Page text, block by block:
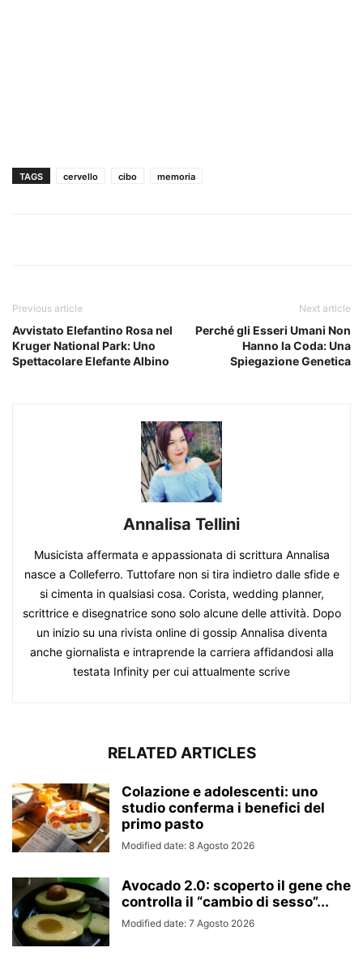
TAGS cervello cibo memoria
Previous article
Avvistato Elefantino Rosa nel
Kruger National Park: Uno
Spettacolare Elefante Albino
Next article
Perché gli Esseri Umani Non
Hanno la Coda: Una
Spiegazione Genetica
Annalisa Tellini
Musicista affermata e appassionata di scrittura Annalisa
nasce a Colleferro. Tuttofare non si tira indietro dalle sfide e
si cimenta in qualsiasi cosa. Corista, wedding planner,
scrittrice e disegnatrice sono solo alcune delle attività. Dopo
un inizio su una rivista online di gossip Annalisa diventa
anche giornalista e intraprende la carriera affidandosi alla
testata Infinity per cui attualmente scrive
RELATED ARTICLES
Colazione e adolescenti: uno
studio conferma i benefici del
primo pasto
Modified date: 8 Agosto 2026
Avocado 2.0: scoperto il gene che
controlla il “cambio di sesso”...
Modified date: 7 Agosto 2026